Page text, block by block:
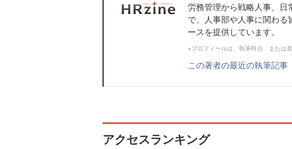
労務管理から戦略人事、日
で、人事部や人事に関わ
ースを提供しています。
※プロフィールは、執筆時点、または
この著者の最近の執筆記事
アクセスランキング